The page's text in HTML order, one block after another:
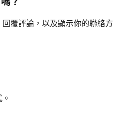
覆評論，以及顯示你的聯絡方